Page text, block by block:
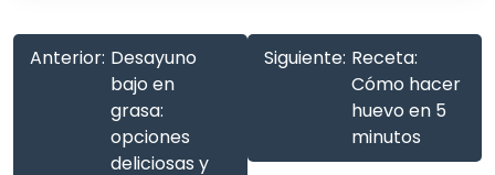
Anterior: Desayuno
bajo en
grasa:
opciones
deliciosas y
Siguiente: Receta:
Cómo hacer
huevo en 5
minutos